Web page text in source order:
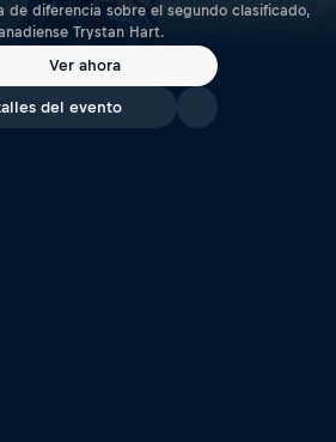
de diferencia sobre el segundo clasificado,
Trystan Hart.
Ver ahora
del evento